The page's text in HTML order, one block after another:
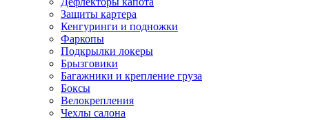
Защиты картера
Кенгуринги и подножки
Фаркопы
Подкрылки локеры
Брызговики
Багажники и крепление груза
Боксы
Велокрепления
Чехлы салона